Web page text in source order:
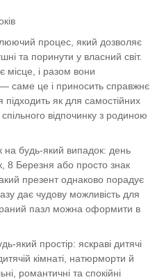
процес, який дозволяє
та поринути у власний світ.
місце, і разом вони
саме це і приносить справжнє
як для самостійних
відпочинку з родиною
будь-який випадок: день
8 Березня або просто знак
презент однаково порадує
дає чудову можливість для
пазл можна оформити в
який простір: яскраві дитячі
кімнаті, натюрморти й
романтичні та спокійні